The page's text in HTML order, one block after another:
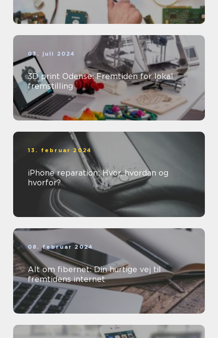
03. juli 2024
3D print Odense: Fremtiden for lokal
fremstilling
13. februar 2024
iPhone reparation: Hvor, hvordan og
hvorfor?
08. februar 2024
Alt om fibernet: Din hurtige vej til
fremtidens internet